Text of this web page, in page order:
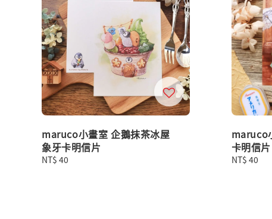
maruco小畫室 企鵝抹茶冰屋
象牙卡明信片
Regular
NT$ 40
maruco
卡明信片
Regular
NT$ 40